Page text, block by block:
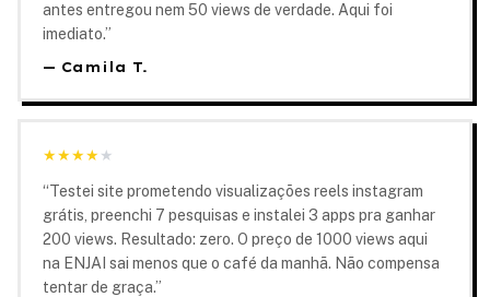
antes entregou nem 50 views de verdade. Aqui foi
imediato.”
— Camila T.
★★★★★
“Testei site prometendo visualizações reels instagram
grátis, preenchi 7 pesquisas e instalei 3 apps pra ganhar
200 views. Resultado: zero. O preço de 1000 views aqui
na ENJAI sai menos que o café da manhã. Não compensa
tentar de graça.”